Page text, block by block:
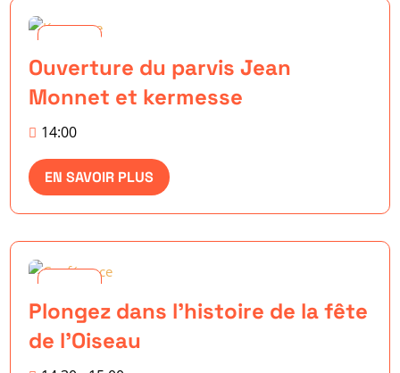
mai
Ouverture du parvis Jean
Monnet et kermesse
14:00
EN SAVOIR PLUS
mai
Plongez dans l’histoire de la fête
de l’Oiseau